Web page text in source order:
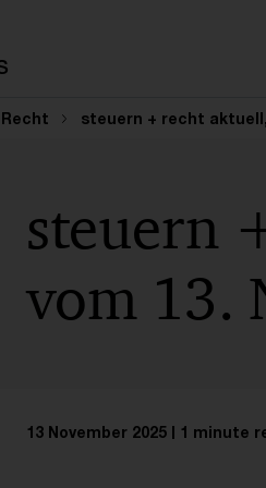
steuern + recht aktuell,
steuern
vom 13.
13 November 2025 1 minute